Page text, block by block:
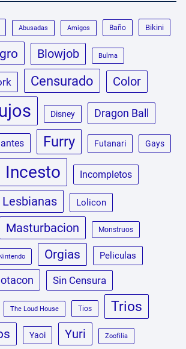
Abusadas Amigos Baño Bikini
Blowjob Bulma
Censurado Color
Disney Dragon Ball
Furry Futanari Gays
Incesto Incompletos
Lesbianas Lolicon
Masturbacion Monstruos
Orgias Peliculas
Sin Censura
The Loud House Tios Trios
Yaoi Yuri Zoofilia